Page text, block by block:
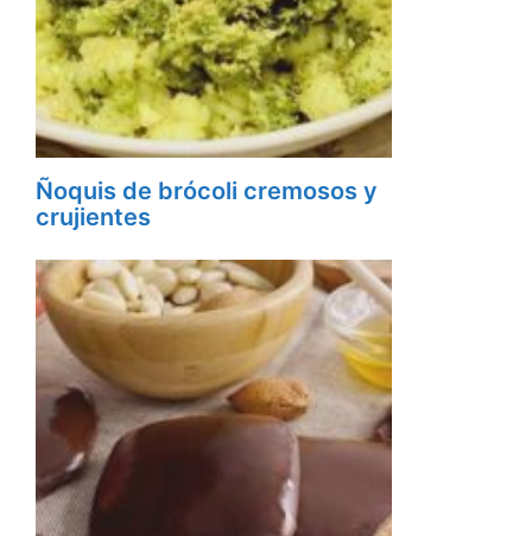
Ñoquis de brócoli cremosos y
crujientes